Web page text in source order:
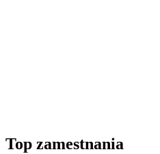
Top zamestnania